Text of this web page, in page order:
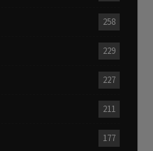
258
229
227
211
177